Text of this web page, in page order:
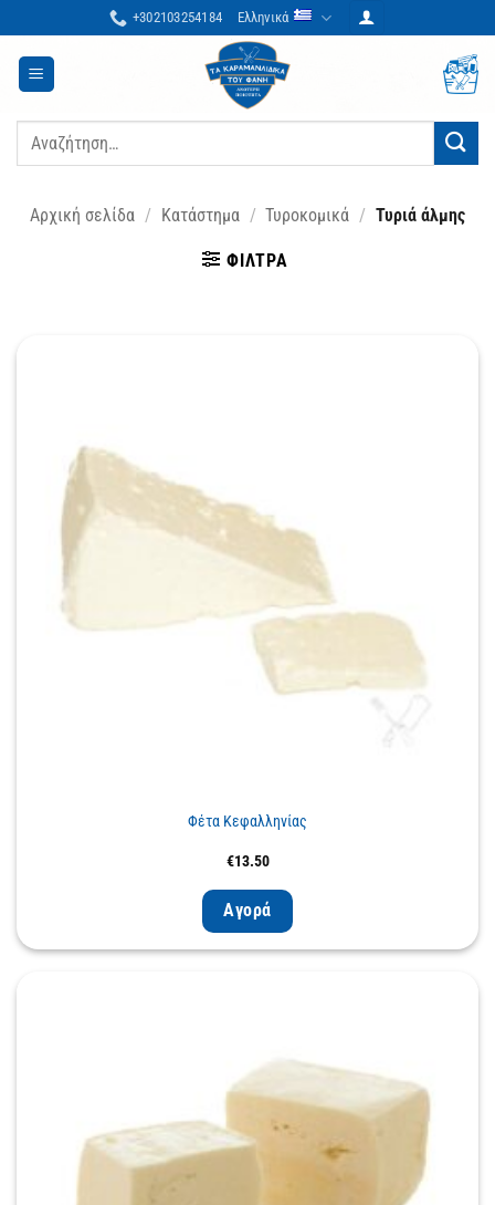
στο
περιεχόμενο
+302103254184 Ελληνικά
Αναζήτηση
Αρχική σελίδα / Κατάστημα / Τυροκομικά / Τυριά άλμης
ΦΊΛΤΡΑ
Φέτα Κεφαλληνίας
€13.50
Αγορά